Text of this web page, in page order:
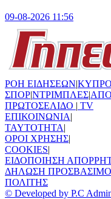
09-08-2026 11:56
ΡΟΗ ΕΙΔΗΣΕΩΝ|
ΣΠΟΡ|ΝΤΡΙΜΠΛΕΣ|
ΠΡΩΤΟΣΕΛΙΔΟ | TV
ΕΠΙΚΟΙΝΩΝΙΑ|
TAYTOTHTA|
ΟΡΟΙ ΧΡΗΣΗΣ|
COOKIES|
ΕΙΔΟΠΟΙΗΣΗ
ΔΗΛΩΣΗ
ΠΟΛΙΤΗΣ
© Developed by P.C